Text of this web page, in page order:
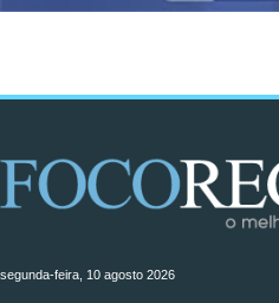
segunda-feira, 10 agosto 2026